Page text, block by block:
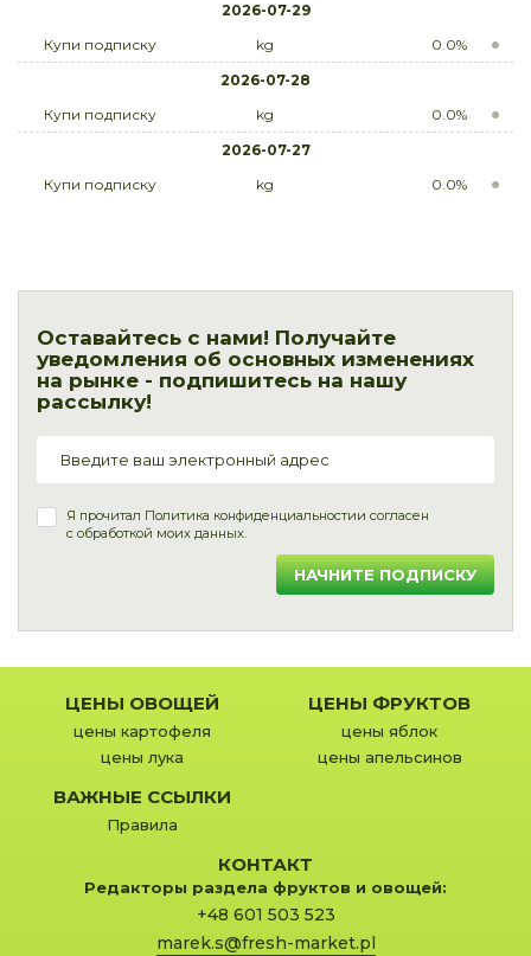
2026-07-29
Купи подписку
kg
0.0%
2026-07-28
Купи подписку
kg
0.0%
2026-07-27
Купи подписку
kg 0.0%
Оставайтесь с нами! Получайте
уведомления об основных изменениях
на рынке - подпишитесь на нашу
рассылку!
Я прочитал Политика конфиденциальностии согласен
с обработкой моих данных.
НАЧНИТЕ ПОДПИСКУ
ЦЕНЫ ОВОЩЕЙ
цены картофеля
цены лука
ЦЕНЫ ФРУКТОВ
цены яблок
цены апельсинов
ВАЖНЫЕ ССЫЛКИ
Правила
КОНТАКТ
Редакторы раздела фруктов и овощей:
+48 601 503 523
marek.s@fresh-market.pl